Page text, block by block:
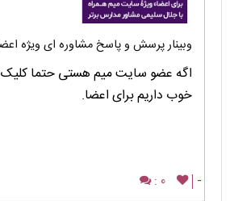
وبینار پرسش و پاسخ مشاوره ای ویژه
اگه عضو سایت میم هستی حتما
خوب داریم برای اعضا.
-
0 :